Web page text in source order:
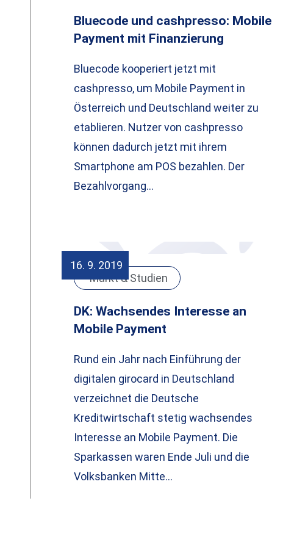
Bluecode und cashpresso: Mobile
Payment mit Finanzierung
Bluecode kooperiert jetzt mit
cashpresso, um Mobile Payment in
Österreich und Deutschland weiter zu
etablieren. Nutzer von cashpresso
können dadurch jetzt mit ihrem
Smartphone am POS bezahlen. Der
Bezahlvorgang…
16. 9. 2019
Markt & Studien
DK: Wachsendes Interesse an
Mobile Payment
Rund ein Jahr nach Einführung der
digitalen girocard in Deutschland
verzeichnet die Deutsche
Kreditwirtschaft stetig wachsendes
Interesse an Mobile Payment. Die
Sparkassen waren Ende Juli und die
Volksbanken Mitte…